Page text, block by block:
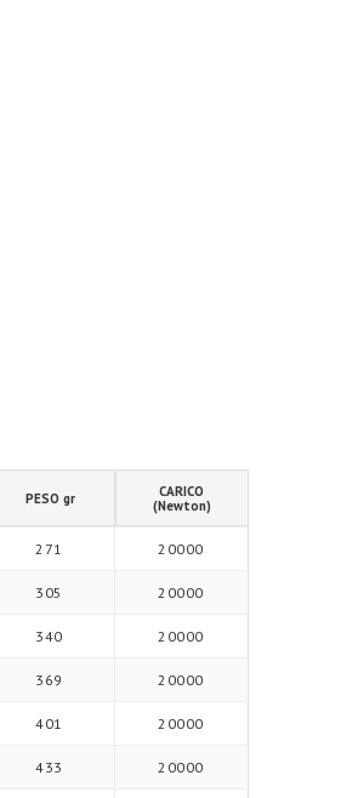
PESO gr
CARICO
(Newton)
271 20000
305 20000
340 20000
369 20000
401 20000
433 20000